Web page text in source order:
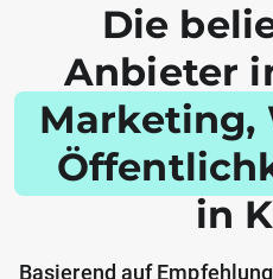
Die
Anbieter
Marketing,
in
Basierend auf